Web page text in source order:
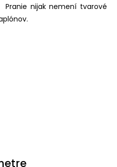
nijak nemení tvarové